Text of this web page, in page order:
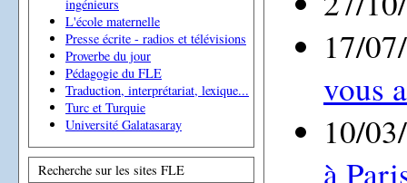
ingénieurs
L'école maternelle
Presse écrite - radios et télévisions
Proverbe du jour
Pédagogie du FLE
Traduction, interprétariat, lexique...
Turc et Turquie
Université Galatasaray
Recherche sur les sites FLE
17/
vous
10/
à